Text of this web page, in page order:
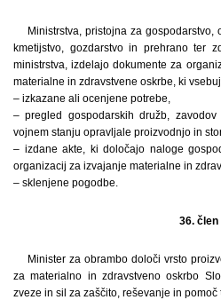
Ministrstva, pristojna za gospodarstvo,
kmetijstvo, gozdarstvo in prehrano ter
ministrstva, izdelajo dokumente za
materialne in zdravstvene oskrbe, ki
– izkazane ali ocenjene potrebe,
– pregled gospodarskih družb,
vojnem stanju opravljale proizvodnjo in
– izdane akte, ki določajo naloge
organizacij za izvajanje materialne in
– sklenjene pogodbe.
36. člen
Minister za obrambo določi vrsto
za materialno in zdravstveno oskrbo
zveze in sil za zaščito, reševanje in